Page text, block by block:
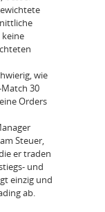
keine
wie
30
Orders
Steuer,
er traden
und
einzig und
ab.